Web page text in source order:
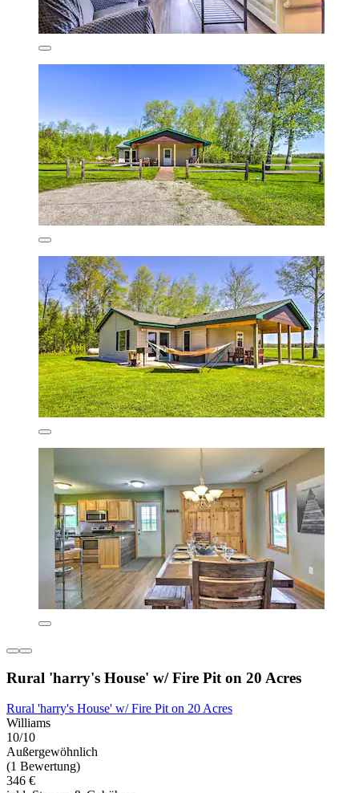
Rural 'harry's House' w/ Fire Pit on 20 Acres
Rural 'harry's House' w/ Fire Pit on 20 Acres
Williams
10/10
Außergewöhnlich
(1 Bewertung)
346 €